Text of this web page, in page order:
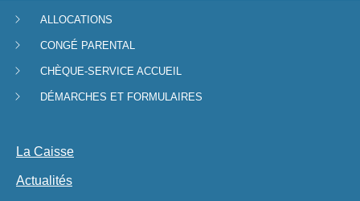
Menu
de
navigation
ALLOCATIONS
CONGÉ PARENTAL
CHÈQUE-SERVICE ACCUEIL
DÉMARCHES ET FORMULAIRES
La Caisse
Actualités